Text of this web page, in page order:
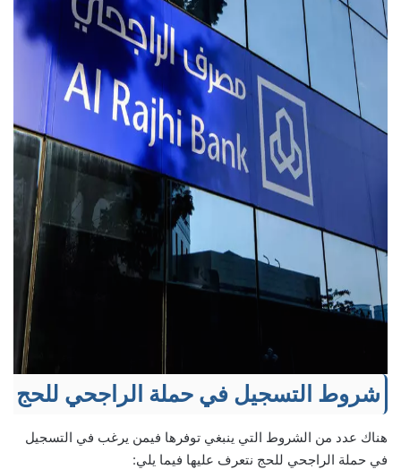
شروط التسجيل في حملة الراجحي للحج
هناك عدد من الشروط التي ينبغي توفرها فيمن يرغب في التسجيل
في حملة الراجحي للحج نتعرف عليها فيما يلي: